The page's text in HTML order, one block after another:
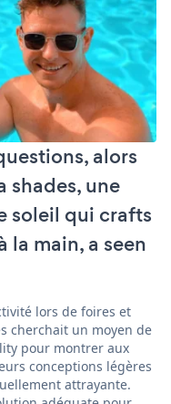
alors
shades, une
soleil qui crafts
la main, a seen
lors de foires et
cherchait un moyen de
pour montrer aux
conceptions légères
attrayante.